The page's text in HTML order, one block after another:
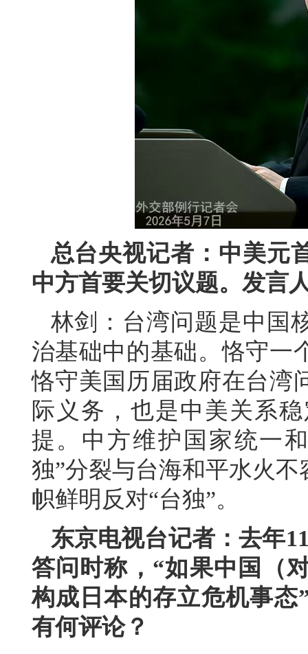
总台央视记者：中美元
中方首要关切议题。发言
林剑：台湾问题是中国
治基础中的基础。恪守一
恪守美国历届政府在台湾
际义务，也是中美关系
提。中方维护国家统一
独”分裂与台海和平水火
帜鲜明反对“台独”。
东京电视台记者：去年
答问时称，“如果中国（
构成日本的存立危机事
有何评论？